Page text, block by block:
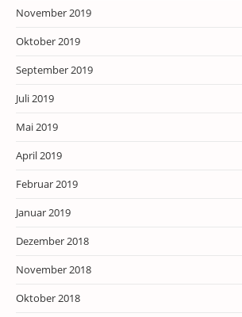
November 2019
Oktober 2019
September 2019
Juli 2019
Mai 2019
April 2019
Februar 2019
Januar 2019
Dezember 2018
November 2018
Oktober 2018